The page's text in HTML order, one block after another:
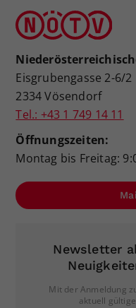
Eisgrubengasse 2-6/2
2334 Vösendorf
Tel.: +43 1 749 14 11
Öffnungszeiten:
Montag bis Freitag:
Newsletter
Mit der Anmeldung
aktuell